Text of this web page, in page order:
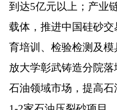
到达5亿元以上；产业
载体，推进中国硅砂
育培训、检验检测及
放大学彰武铸造分院落
石油领域市场，提高石